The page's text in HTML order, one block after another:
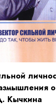
Кычкина